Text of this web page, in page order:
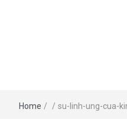
Home / / su-linh-ung-cua-